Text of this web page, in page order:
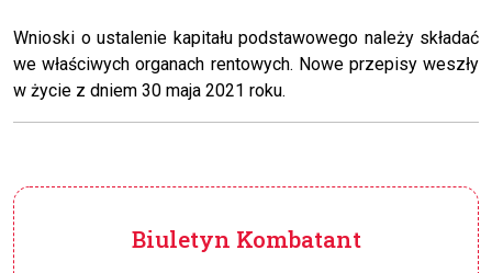
Wnioski o ustalenie kapitału podstawowego należy składać
we właściwych organach rentowych. Nowe przepisy weszły
w życie z dniem 30 maja 2021 roku.
Biuletyn Kombatant